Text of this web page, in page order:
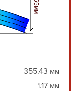
355.43 мм
1.17 мм